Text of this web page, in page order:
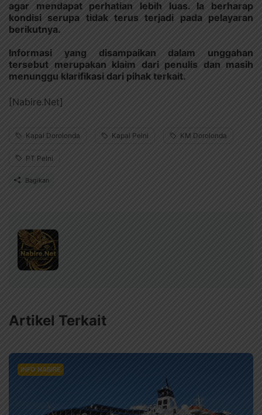
agar mendapat perhatian lebih luas. Ia berharap
kondisi serupa tidak terus terjadi pada pelayaran
berikutnya.
Informasi yang disampaikan dalam unggahan
tersebut merupakan klaim dari penulis dan masih
menunggu klarifikasi dari pihak terkait.
[Nabire.Net]
Kapal Dorolonda Kapal Pelni KM Dorolonda
PT Pelni
Bagikan
Artikel Terkait
INFO NABIRE